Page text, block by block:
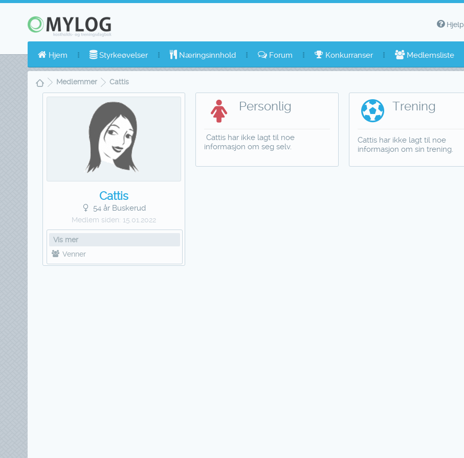
Hjelp
Hjem Styrkeøvelser Næringsinnhold Forum Konkurranser Medlemsliste
Medlemmer Cattis
Cattis
54 år Buskerud
Medlem siden: 15.01.2022
Vis mer
Venner
Personlig
Cattis har ikke lagt til noe
informasjon om seg selv.
Trening
Cattis har ikke lagt til noe
informasjon om sin trening.